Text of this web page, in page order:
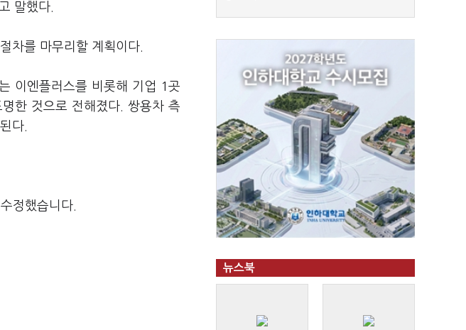
말했다.
차를 마무리할 계획이다.
이엔플러스를 비롯해 기업 1곳
한 것으로 전해졌다. 쌍용차 측
다.
정했습니다.
뉴스북